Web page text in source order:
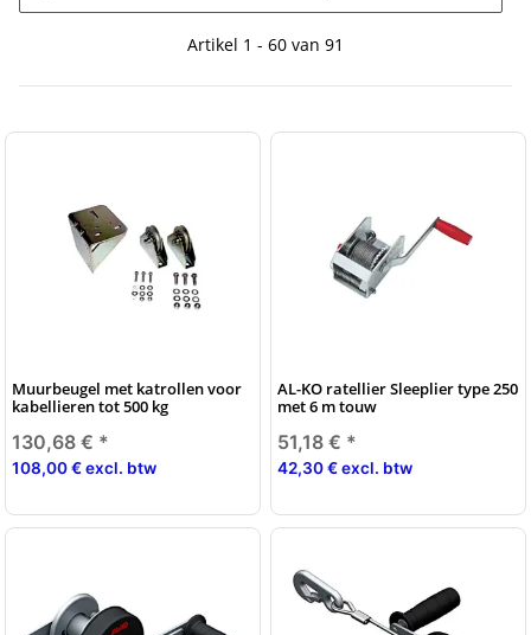
Artikel 1 - 60 van 91
Muurbeugel met katrollen voor
kabellieren tot 500 kg
130,68 € *
108,00 € excl. btw
AL-KO ratellier Sleeplier type 250
met 6 m touw
51,18 € *
42,30 € excl. btw